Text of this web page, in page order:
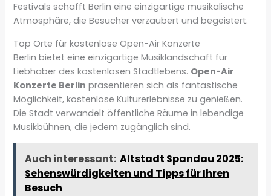
Festivals schafft Berlin eine einzigartige musikalische
Atmosphäre, die Besucher verzaubert und begeistert.
Top Orte für kostenlose Open-Air Konzerte
Berlin bietet eine einzigartige Musiklandschaft für
Liebhaber des kostenlosen Stadtlebens. Open-Air
Konzerte Berlin präsentieren sich als fantastische
Möglichkeit, kostenlose Kulturerlebnisse zu genießen.
Die Stadt verwandelt öffentliche Räume in lebendige
Musikbühnen, die jedem zugänglich sind.
Auch interessant: Altstadt Spandau 2025:
Sehenswürdigkeiten und Tipps für Ihren
Besuch